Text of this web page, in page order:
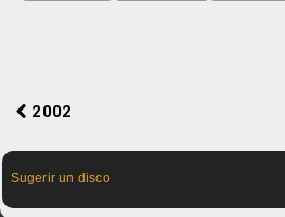
2002
Sugerir un disco